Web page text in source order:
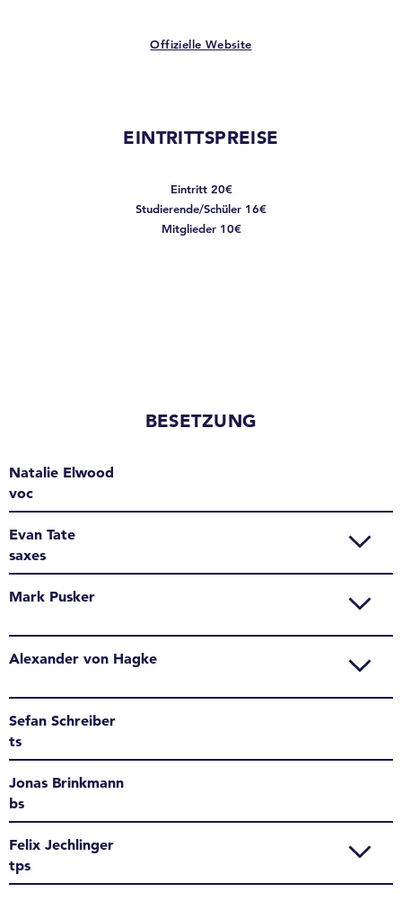
Offizielle Website
EINTRITTSPREISE
Eintritt 20€
Studierende/Schüler 16€
Mitglieder 10€
BESETZUNG
Natalie Elwood
voc
Evan Tate
saxes
Mark Pusker
Alexander von Hagke
Sefan Schreiber
ts
Jonas Brinkmann
bs
Felix Jechlinger
tps